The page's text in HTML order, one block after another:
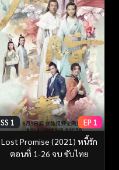
SS 1 EP 1
Lost Promise (2021) หนี้รัก
ตอนที่ 1-26 จบ ซับไทย